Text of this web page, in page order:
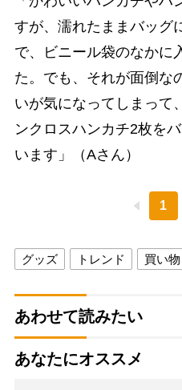
すが、濡れたままバッグ
で、ビニール袋のなかに
た。でも、それが面倒な
いが気になってしまって
ンクロスハンカチ2枚を
います」（Aさん）
1
グッズ トレンド 買い物
あわせて読みたい
あなたにオススメ